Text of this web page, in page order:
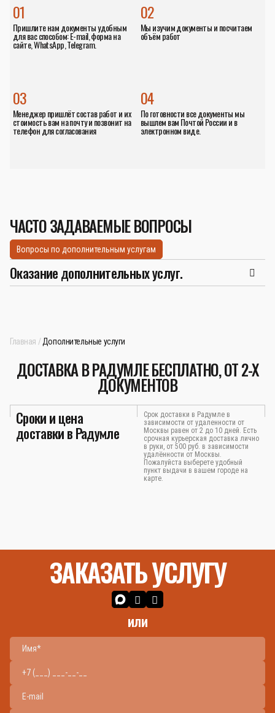
01
Пришлите нам документы удобным
для вас способом: E-mail, форма на
сайте, WhatsApp, Telegram.
02
Мы изучим документы и посчитаем
объём работ
04
По готовности все документы мы
вышлем вам Почтой России и в
электронном виде.
03
Менеджер пришлёт состав работ и их
стоимость вам на почту и позвонит на
телефон для согласования
ЧАСТО ЗАДАВАЕМЫЕ ВОПРОСЫ
Вопросы по дополнительным услугам
Оказание дополнительных услуг.
Главная Дополнительные услуги
ДОСТАВКА В РАДУМЛЕ БЕСПЛАТНО, ОТ 2-Х
ДОКУМЕНТОВ
Сроки и цена
доставки в Радумле
Срок доставки в Радумле в
зависимости от удаленности от
Москвы равен от 2 до 10 дней. Есть
срочная курьерская доставка лично
в руки, от 500 руб. в зависимости
удалённости от Москвы.
Пожалуйста выберете удобный
пункт выдачи в вашем городе на
карте.
ЗАКАЗАТЬ УСЛУГУ
или